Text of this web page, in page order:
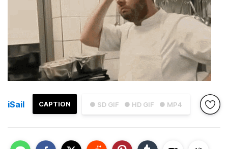
● SD GIF ● HD GIF ● MP4
CAPTION
iSail